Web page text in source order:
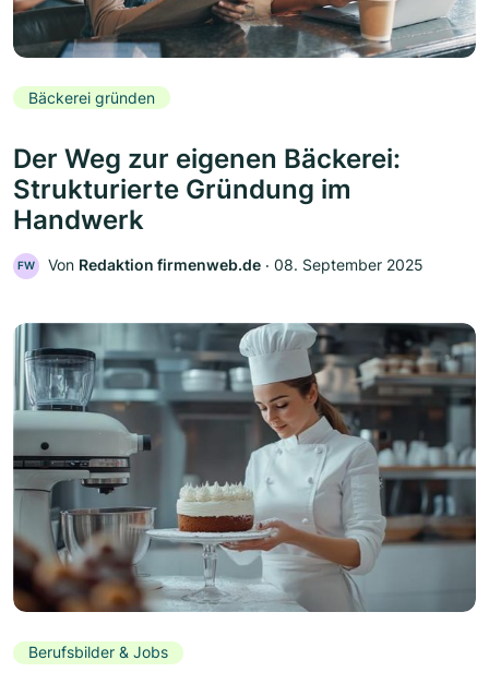
Bäckerei gründen
Der Weg zur eigenen Bäckerei:
Strukturierte Gründung im
Handwerk
FW Von Redaktion firmenweb.de ‧ 08. September 2025
Berufsbilder & Jobs